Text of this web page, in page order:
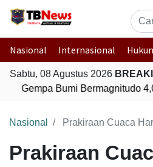
Nasional Internasional
Sabtu, 08 Agustus 2026
Gempa Bumi Bermagnitudo
Nasional Prakiraan Cuaca Hari
Prakiraan